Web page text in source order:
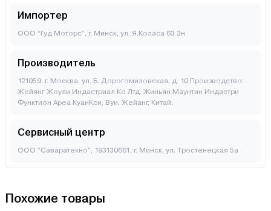
Импортер
ООО “Гуд Моторс”, г. Минск, ул. Я.Коласа 63 3н
Производитель
121059, г. Москва, ул. Б. Дорогомиловская, д. 10 Производство:
Жейянг Жоули Индастриал Ко Лтд. Жиньян Маунтин Индастри
Функтион Ареа КуанКси, Вуи, Жейанг, Китай.
Сервисный центр
ООО "Саваратехно", 193130661, г. Минск, ул. Тростенецкая 5а
Похожие товары